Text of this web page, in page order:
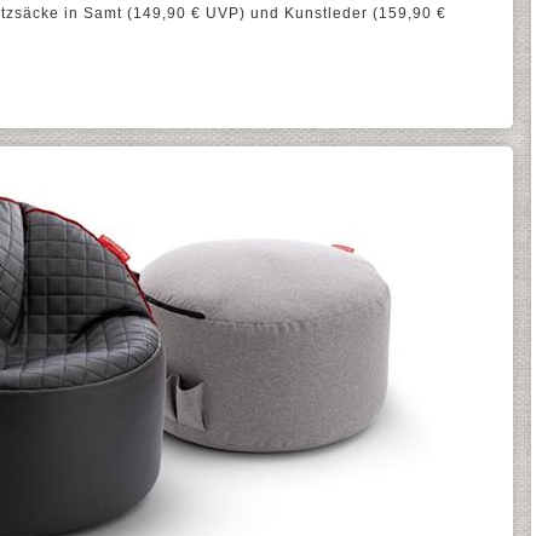
in Samt (149,90 € UVP) und Kunstleder (159,90 €